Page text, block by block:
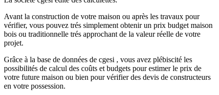
Avant la construction de votre maison ou après les travaux pour
vérifier, vous pouvez trés simplement obtenir un prix budget maison
bois ou traditionnelle trés approchant de la valeur réelle de votre
projet.
Grâce à la base de données de cgesi , vous avez plébiscité les
possibilités de calcul des coûts et budgets pour estimer le prix de
votre future maison ou bien pour vérifier des devis de constructeurs
en votre possession.